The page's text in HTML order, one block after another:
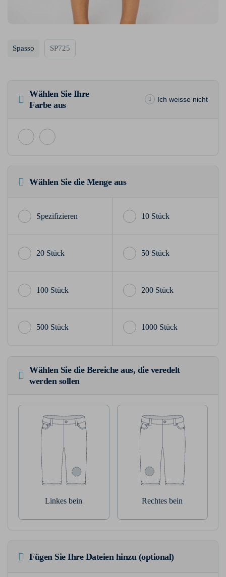
Spasso SP725
Wählen Sie Ihre
Farbe aus
Ich weisse nicht
Wählen Sie die Menge aus
10 Stück
20 Stück 50 Stück
100 Stück 200 Stück
500 Stück 1000 Stück
Wählen Sie die Bereiche aus, die veredelt
werden sollen
Linkes bein Rechtes bein
Fügen Sie Ihre Dateien hinzu (optional)